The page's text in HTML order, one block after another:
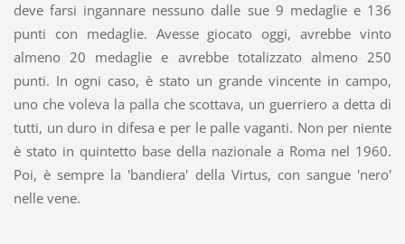
deve farsi ingannare nessuno dalle sue 9 medaglie e 136
punti con medaglie. Avesse giocato oggi, avrebbe vinto
almeno 20 medaglie e avrebbe totalizzato almeno 250
punti. In ogni caso, è stato un grande vincente in campo,
uno che voleva la palla che scottava, un guerriero a detta di
tutti, un duro in difesa e per le palle vaganti. Non per niente
è stato in quintetto base della nazionale a Roma nel 1960.
Poi, è sempre la 'bandiera' della Virtus, con sangue 'nero'
nelle vene.